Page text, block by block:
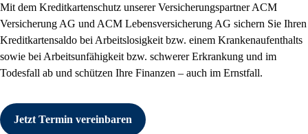
Mit dem Kreditkartenschutz unserer Versicherungspartner ACM
Versicherung AG und ACM Lebensversicherung AG sichern Sie Ihren
Kreditkartensaldo bei Arbeitslosigkeit bzw. einem Krankenaufenthalts
sowie bei Arbeitsunfähigkeit bzw. schwerer Erkrankung und im
Todesfall ab und schützen Ihre Finanzen – auch im Ernstfall.
Jetzt Termin vereinbaren